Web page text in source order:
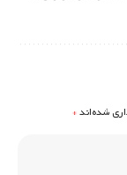
شده‌اند*